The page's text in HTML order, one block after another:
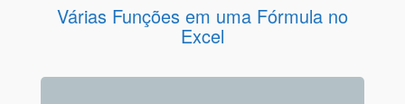
Várias Funções em uma Fórmula no
Excel